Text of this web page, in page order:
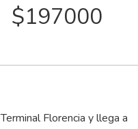
$197000
Florencia y llega a